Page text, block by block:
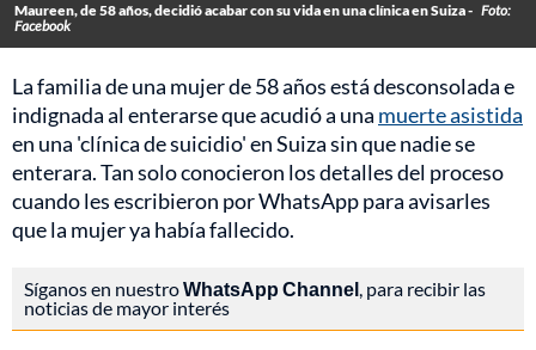
Maureen, de 58 años, decidió acabar con su vida en una clínica en Suiza - Foto:
Facebook
La familia de una mujer de 58 años está desconsolada e
indignada al enterarse que acudió a una muerte asistida
en una 'clínica de suicidio' en Suiza sin que nadie se
enterara. Tan solo conocieron los detalles del proceso
cuando les escribieron por WhatsApp para avisarles
que la mujer ya había fallecido.
Síganos en nuestroWhatsApp Channel, para recibir las
noticias de mayor interés